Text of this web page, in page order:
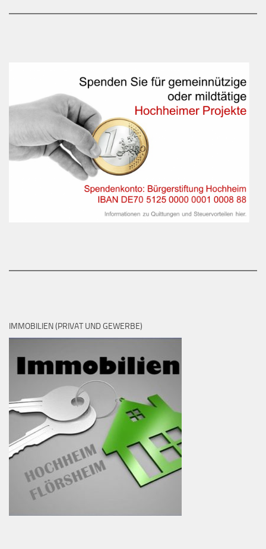
IMMOBILIEN (PRIVAT UND GEWERBE)